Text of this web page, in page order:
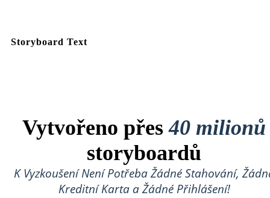
Storyboard Text
Vytvořeno přes40 milionů
storyboardů
K Vyzkoušení Není Potřeba Žádné Stahování,
Kreditní Karta a Žádné Přihlášení!